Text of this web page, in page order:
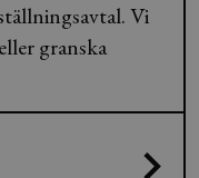
Vi
granska